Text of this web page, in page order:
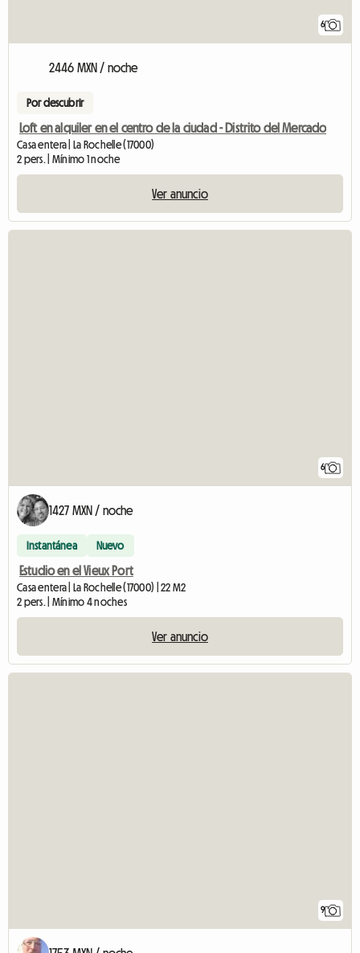
6
2446 MXN / noche
Por descubrir
Loft en alquiler en el centro de la ciudad - Distrito del Mercado
Casa entera | La Rochelle (17000)
2 pers. | Mínimo 1 noche
Ver anuncio
6
1427 MXN / noche
Instantánea Nuevo
Estudio en el Vieux Port
Casa entera | La Rochelle (17000) | 22 M2
2 pers. | Mínimo 4 noches
Ver anuncio
9